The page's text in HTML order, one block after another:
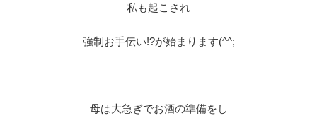
私も起こされ
強制お手伝い!?が始まります(^^;
母は大急ぎでお酒の準備をし